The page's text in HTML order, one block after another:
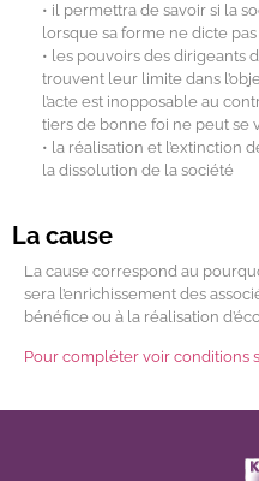
• il permettra de savoir si la
lorsque sa forme ne dicte
• les pouvoirs des dirigeants
trouvent leur limite dans
l’acte est inopposable au
tiers de bonne foi ne peut se
• la réalisation et l’extinction
la dissolution de la société
La cause
La cause correspond au
sera l’enrichissement des
bénéfice ou à la réalisation
Pour compléter voir conditions